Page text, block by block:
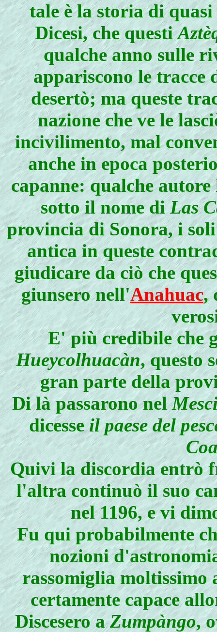
tale è la storia di
Dicesi, che questi
qualche anno sulle
appariscono le tracce
desertò; ma queste
nazione che ve le
incivilimento, mal
anche in epoca
capanne: qualche
sotto il nome diLas
provincia di Sonora, i
antica in queste
giudicare da ciò che
giunsero nell'Anahuac,
E' più credibile che
Hueycolhuacàn, questo
gran parte della
Di là passarono nel
dicesseil paese del
Quivi la discordia entrò
l'altra continuò il suo
nel 1196, e vi
Fu qui probabilmente
nozioni
rassomiglia moltissimo
certamente capace
Discesero aZumpàngo,